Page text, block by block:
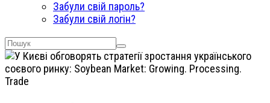
Забули свій пароль?
Забули свій логін?